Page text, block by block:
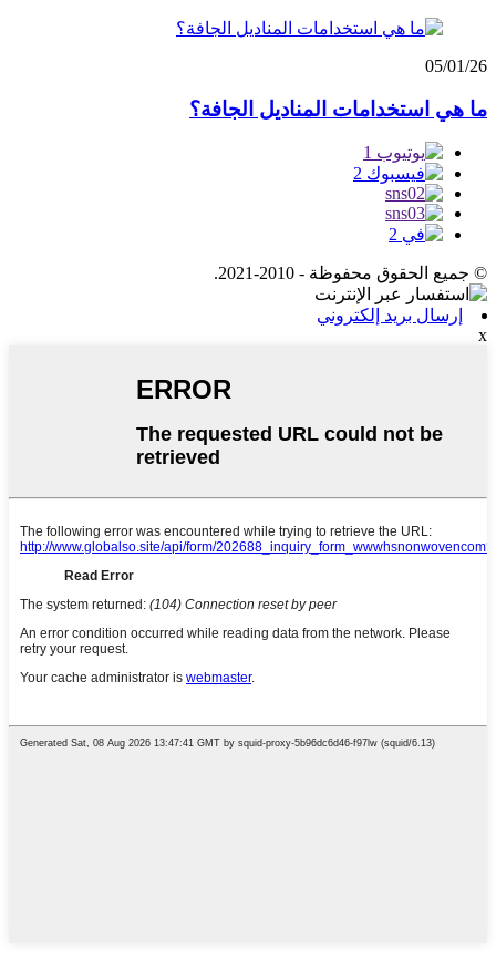
05/01/26
ما هي استخدامات المناديل الجافة؟
© جميع الحقوق محفوظة - 2010-2021.
إرسال بريد إلكتروني
x